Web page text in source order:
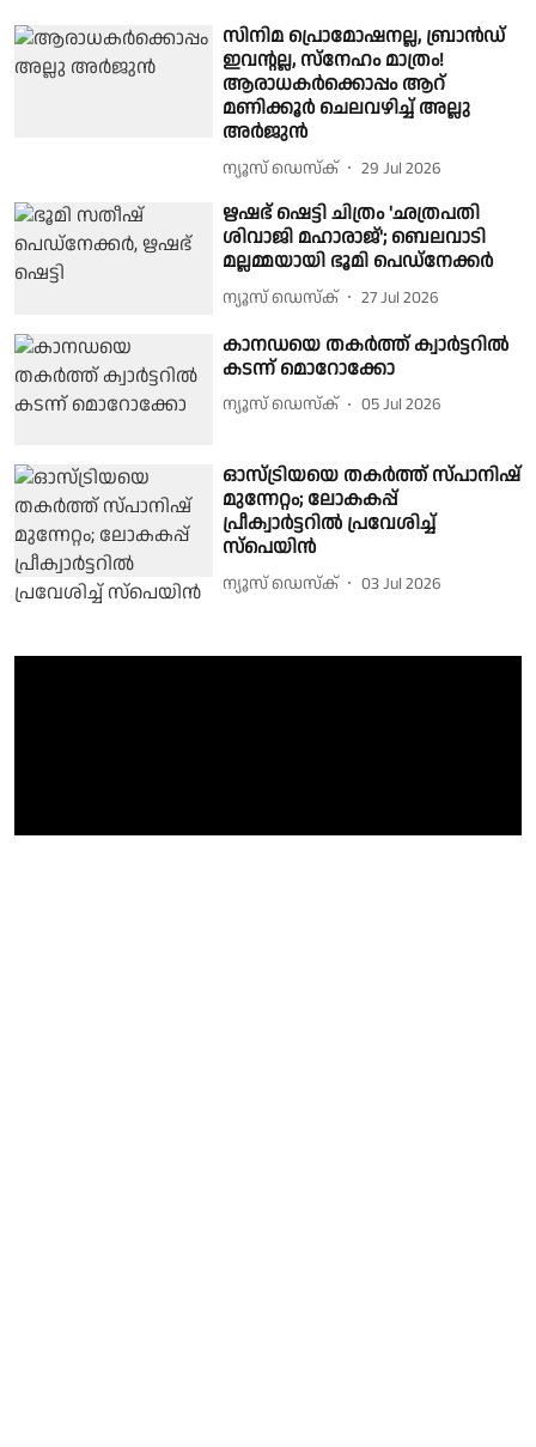
സിനിമ പ്രൊമോഷനല്ല, ബ്രാൻഡ്
ഇവന്റല്ല, സ്നേഹം മാത്രം!
ആരാധകർക്കൊപ്പം ആറ്
മണിക്കൂർ ചെലവഴിച്ച് അല്ലു
അർജുൻ
ന്യൂസ് ഡെസ്ക് 29 Jul 2026
ഋഷഭ് ഷെട്ടി ചിത്രം 'ഛത്രപതി
ശിവാജി മഹാരാജ്'; ബെലവാടി
മല്ലമ്മയായി ഭൂമി പെഡ്‌നേക്കർ
ന്യൂസ് ഡെസ്ക് 27 Jul 2026
കാനഡയെ തകർത്ത് ക്വാർട്ടറിൽ
കടന്ന് മൊറോക്കോ
ന്യൂസ് ഡെസ്ക് 05 Jul 2026
ഓസ്ട്രിയയെ തകർത്ത് സ്പാനിഷ്
മുന്നേറ്റം; ലോകകപ്പ്
പ്രീക്വാർട്ടറിൽ പ്രവേശിച്ച്
സ്പെയിൻ
ന്യൂസ് ഡെസ്ക് 03 Jul 2026